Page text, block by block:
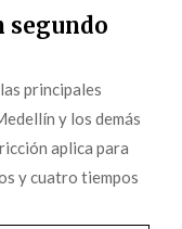
segundo
principales
y los demás
aplica para
y cuatro tiempos